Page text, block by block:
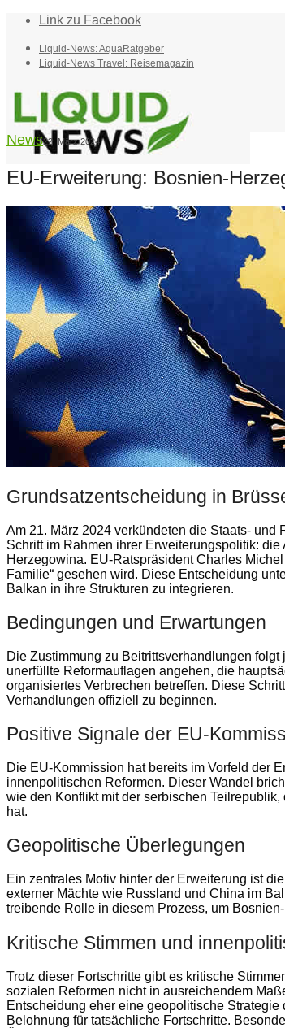
Link zu Facebook
Liquid-News: AquaRatgeber
Liquid-News Travel: Reisemagazin
Home
Suche
Menü Menü
News22. März 2024
EU-Erweiterung: Bosnien-
Grundsatzentscheidung in
Am 21. März 2024 verkündeten die Staats-
Schritt im Rahmen ihrer Erweiterungspolitik:
Herzegowina. EU-Ratspräsident Charles
Familie“ gesehen wird. Diese Entscheidung
Balkan in ihre Strukturen zu integrieren.
Bedingungen und Erwartungen
Die Zustimmung zu Beitrittsverhandlungen
unerfüllte Reformauflagen angehen, die
organisiertes Verbrechen betreffen. Diese
Verhandlungen offiziell zu beginnen.
Positive Signale der EU-
Die EU-Kommission hat bereits im Vorfeld der
innenpolitischen Reformen. Dieser Wandel
wie den Konflikt mit der serbischen
hat.
Geopolitische Überlegungen
Ein zentrales Motiv hinter der Erweiterung ist
externer Mächte wie Russland und China im
treibende Rolle in diesem Prozess, um
Kritische Stimmen und
Trotz dieser Fortschritte gibt es kritische
sozialen Reformen nicht in ausreichendem
Entscheidung eher eine geopolitische
Belohnung für tatsächliche Fortschritte.